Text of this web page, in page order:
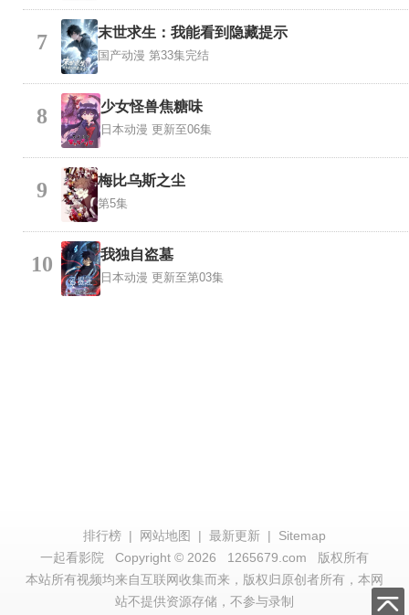
7 末世求生：我能看到隐藏提示
国产动漫 第33集完结
8 少女怪兽焦糖味
日本动漫 更新至06集
9 梅比乌斯之尘
第5集
10 我独自盗墓
日本动漫 更新至第03集
排行榜 | 网站地图 | 最新更新 |
Sitemap
一起看影院
Copyright © 2026 1265679.com
版权所有
本站所有视频均来自互联网收集而来，版权归原创者所有，本网
站不提供资源存储，不参与录制